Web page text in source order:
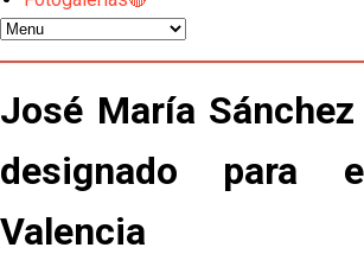
Kochorashvili, seria opción para
del campo sevillista
Sow muy cerca de cerrar su
Oso es el siguiente en la lista para
El Sevilla FC oficializa la cesión de
José María
designado para
Valencia